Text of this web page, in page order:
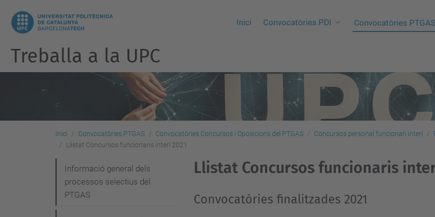
Inici Convocatòries PDI Convocatòries PTGAS
Treballa a la UPC
Inici Convocatòries PTGAS Convocatòries Concursos i Oposicions del PTGAS Concursos personal funcionari interí
Llistat Concursos funcionaris interí 2021
Llistat Concursos funcionaris
Convocatòries finalitzades 2021
v
Informació general dels
processos selectius del
PTGAS